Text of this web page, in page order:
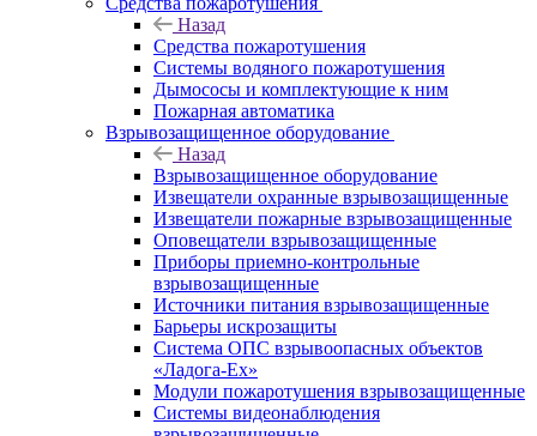
Назад
Средства пожаротушения
Системы водяного пожаротушения
Дымососы и комплектующие к ним
Пожарная автоматика
Взрывозащищенное оборудование
Назад
Взрывозащищенное оборудование
Извещатели охранные взрывозащищенные
Извещатели пожарные взрывозащищенные
Оповещатели взрывозащищенные
Приборы приемно-контрольные
взрывозащищенные
Источники питания взрывозащищенные
Барьеры искрозащиты
Система ОПС взрывоопасных объектов
«Ладога-Ex»
Модули пожаротушения взрывозащищенные
Системы видеонаблюдения